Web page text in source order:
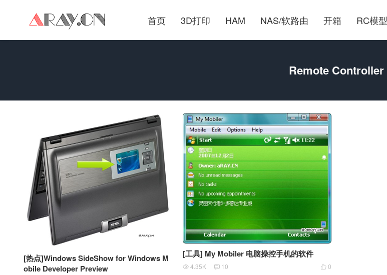
首页 3D打印 HAM NAS/软路由 开箱 RC模型
Remote Controller
[热点]Windows SideShow for Windows M
obile Developer Preview
[工具] My Mobiler 电脑操控手机的软件
 0
 4.35K  10